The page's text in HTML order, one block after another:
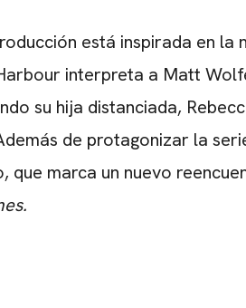
está inspirada en la
interpreta a Matt
su hija distanciada,
de protagonizar la
que marca un nuevo